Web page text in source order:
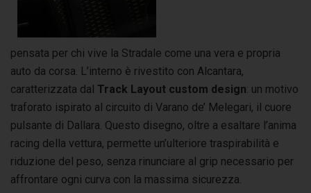
pensata per chi vive la Stradale come una vera e propria
auto da corsa. L’interno è rivestito con Alcantara,
caratterizzata dal Track Layout custom design: un motivo
traforato ispirato al circuito di Varano de’ Melegari, il cuore
pulsante di Dallara. Questo disegno, oltre a esaltare l’anima
racing della vettura, permette un’ulteriore traspirabilità e
riduzione del peso, senza rinunciare al grip necessario per
affrontare ogni curva con la massima sicurezza.